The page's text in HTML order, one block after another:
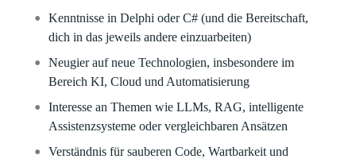
Kenntnisse in Delphi oder C# (und die Bereitschaft,
dich in das jeweils andere einzuarbeiten)
Neugier auf neue Technologien, insbesondere im
Bereich KI, Cloud und Automatisierung
Interesse an Themen wie LLMs, RAG, intelligente
Assistenzsysteme oder vergleichbaren Ansätzen
Verständnis für sauberen Code, Wartbarkeit und